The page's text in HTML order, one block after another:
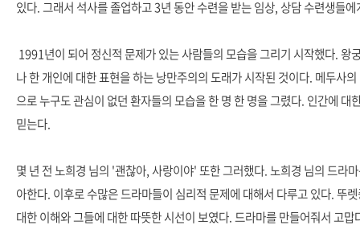
있다. 그래서 석사를 졸업하고 3년 동안 수련을 받는 임상, 상담 수련생들
1991년이 되어 정신적 문제가 있는 사람들의 모습을 그리기 시작했다.
나 한 개인에 대한 표현을 하는 낭만주의의 도래가 시작된 것이다. 메두사
으로 누구도 관심이 없던 환자들의 모습을 한 명 한 명을 그렸다. 인간에 대
믿는다.
몇 년 전 노희경 님의 '괜찮아, 사랑이야' 또한 그러했다. 노희경 님의 드라
아한다. 이후로 수많은 드라마들이 심리적 문제에 대해서 다루고 있다. 뚜
대한 이해와 그들에 대한 따뜻한 시선이 보였다. 드라마를 만들어줘서 고